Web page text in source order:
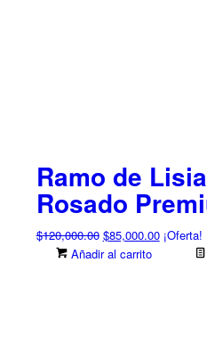
Ramo de
Rosado
$120,000.00 El
precio
$85,000.00El¡Oferta!
Añadir al carrito